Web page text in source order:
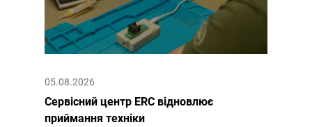
05.08.2026
Сервісний центр ERC відновлює
приймання техніки